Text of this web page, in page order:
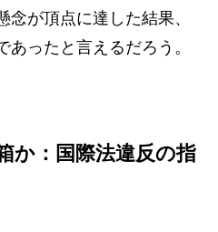
が頂点に達した結果、
ったと言えるだろう。
か：国際法違反の指